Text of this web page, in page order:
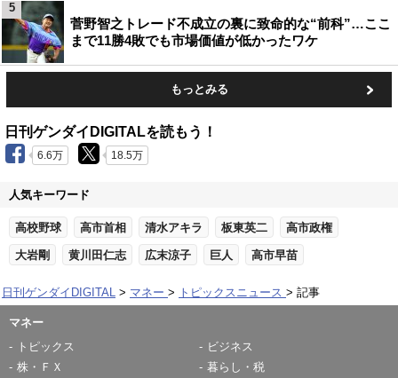
菅野智之トレード不成立の裏に致命的な“前科”…ここ
まで11勝4敗でも市場価値が低かったワケ
5
もっとみる
日刊ゲンダイDIGITALを読もう！
6.6万 18.5万
人気キーワード
高校野球 高市首相 清水アキラ 板東英二 高市政権
大岩剛 黄川田仁志 広末涼子 巨人 高市早苗
日刊ゲンダイDIGITAL マネー トピックスニュース 記事
マネー
トピックス
ビジネス
株・ＦＸ
暮らし・税